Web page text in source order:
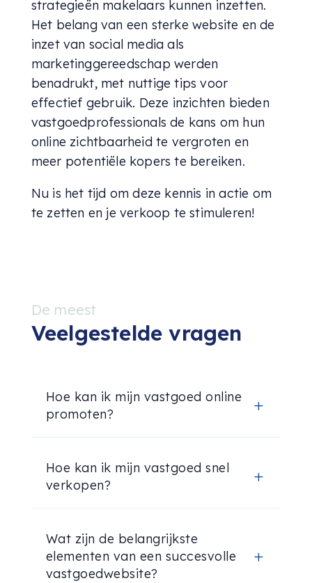
strategieën makelaars kunnen inzetten.
Het belang van een sterke website en de
inzet van social media als
marketinggereedschap werden
benadrukt, met nuttige tips voor
effectief gebruik. Deze inzichten bieden
vastgoedprofessionals de kans om hun
online zichtbaarheid te vergroten en
meer potentiële kopers te bereiken.
Nu is het tijd om deze kennis in actie om
te zetten en je verkoop te stimuleren!
De meest
Veelgestelde vragen
Hoe kan ik mijn vastgoed online
promoten?
L
Hoe kan ik mijn vastgoed snel
verkopen?
L
Wat zijn de belangrijkste
elementen van een succesvolle
vastgoedwebsite?
L